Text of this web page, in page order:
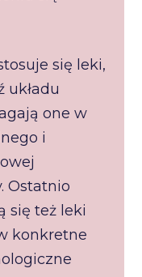
się leki,
układu
one w
i
Ostatnio
się też leki
konkretne